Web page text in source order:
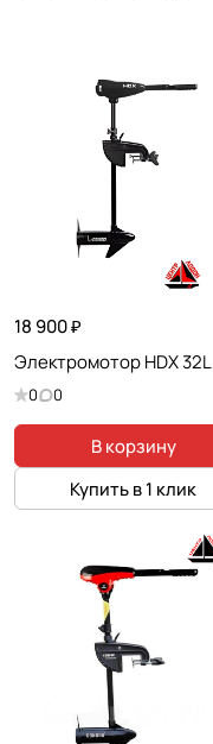
18 900 ₽
Электромотор HDX 32L
0 0
В корзину
Купить в 1 клик